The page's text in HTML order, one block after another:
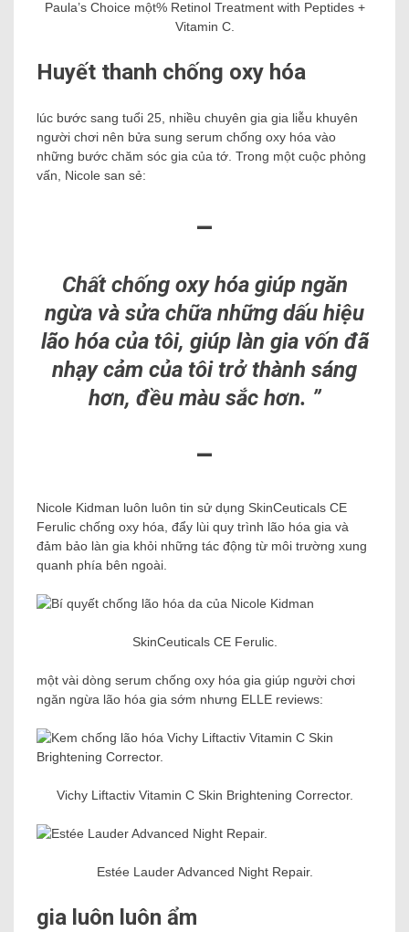
Paula’s Choice một% Retinol Treatment with Peptides +
Vitamin C.
Huyết thanh chống oxy hóa
lúc bước sang tuổi 25, nhiều chuyên gia gia liễu khuyên
người chơi nên bửa sung serum chống oxy hóa vào
những bước chăm sóc gia của tớ. Trong một cuộc phỏng
vấn, Nicole san sẻ:
–
Chất chống oxy hóa giúp ngăn
ngừa và sửa chữa những dấu hiệu
lão hóa của tôi, giúp làn gia vốn đã
nhạy cảm của tôi trở thành sáng
hơn, đều màu sắc hơn. ”
–
Nicole Kidman luôn luôn tin sử dụng SkinCeuticals CE
Ferulic chống oxy hóa, đẩy lùi quy trình lão hóa gia và
đảm bảo làn gia khỏi những tác động từ môi trường xung
quanh phía bên ngoài.
SkinCeuticals CE Ferulic.
một vài dòng serum chống oxy hóa gia giúp người chơi
ngăn ngừa lão hóa gia sớm nhưng ELLE reviews:
Vichy Liftactiv Vitamin C Skin Brightening Corrector.
Estée Lauder Advanced Night Repair.
gia luôn luôn ẩm